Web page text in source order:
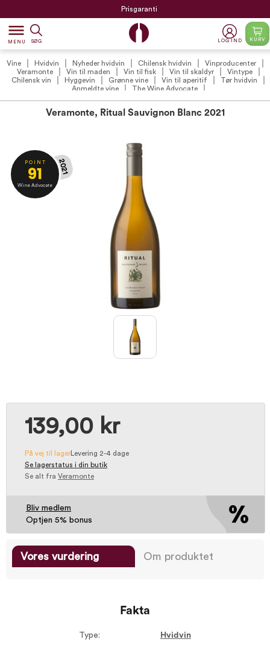
Prisgaranti
dehaze
MENU SØG LOG IND KURV
Vine Hvidvin Nyheder hvidvin Chilensk hvidvin
Vinproducenter
Veramonte
Vin til maden Vin til fisk Vin til skaldyr
Vintype
Chilensk vin
Hyggevin Grønne vine Vin til aperitif
Tør hvidvin
Anmeldte vine
The Wine Advocate
Veramonte, Ritual Sauvignon Blanc 2021
P O I N T
91
Wine Advocate
2021
139,00 kr
På vej til lager Levering 2-4 dage
Se lagerstatus i din butik
Se alt fra Veramonte
Bliv medlem
Optjen 5% bonus
Vores vurdering Om produktet
Fakta
Type: Hvidvin